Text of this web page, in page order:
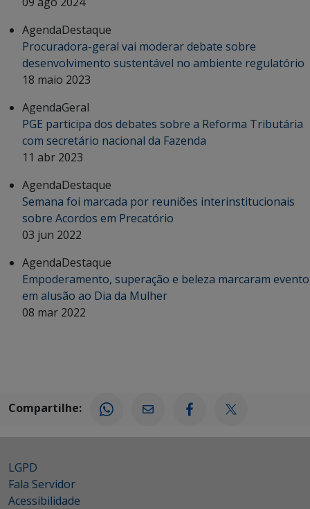
AgendaDestaque
Procuradora-geral vai moderar debate sobre
desenvolvimento sustentável no ambiente regulatório
18 maio 2023
AgendaGeral
PGE participa dos debates sobre a Reforma Tributária
com secretário nacional da Fazenda
11 abr 2023
AgendaDestaque
Semana foi marcada por reuniões interinstitucionais
sobre Acordos em Precatório
03 jun 2022
AgendaDestaque
Empoderamento, superação e beleza marcaram evento
em alusão ao Dia da Mulher
08 mar 2022
Compartilhe:
LGPD
Fala Servidor
Acessibilidade